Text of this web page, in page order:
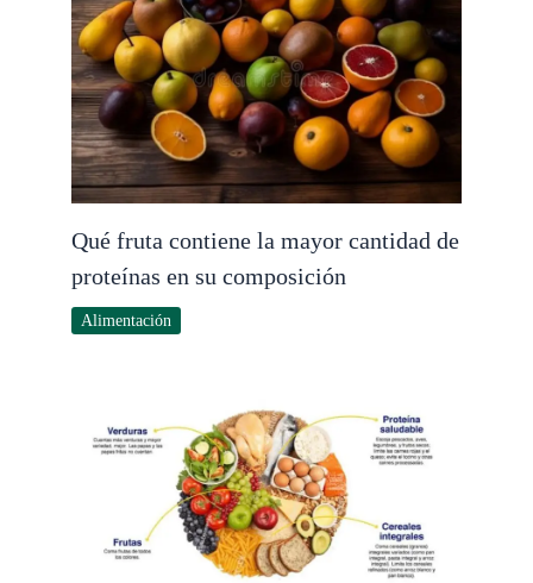
Qué fruta contiene la mayor cantidad de
proteínas en su composición
Alimentación